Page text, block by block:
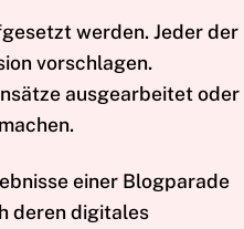
werden. Jeder der
vorschlagen.
ausgearbeitet oder
einer Blogparade
deren digitales